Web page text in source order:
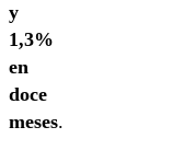
y
1,3%
en
doce
meses.